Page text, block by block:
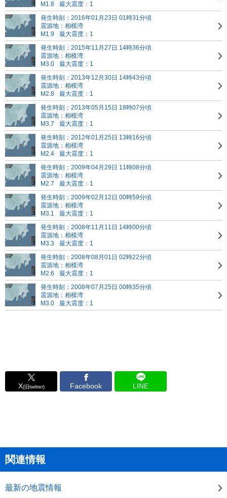
M1.8
最大震度：1
発生時刻：2016年01月23日 01時31分頃
震源地：相模湾
M1.9
最大震度：1
発生時刻：2015年11月27日 14時36分頃
震源地：相模湾
M3.0
最大震度：1
発生時刻：2013年12月30日 14時43分頃
震源地：相模湾
M2.8
最大震度：1
発生時刻：2013年05月15日 18時07分頃
震源地：相模湾
M3.7
最大震度：1
発生時刻：2012年01月25日 13時16分頃
震源地：相模湾
M2.4
最大震度：1
発生時刻：2009年04月29日 11時08分頃
震源地：相模湾
M2.7
最大震度：1
発生時刻：2009年02月12日 00時59分頃
震源地：相模湾
M3.1
最大震度：1
発生時刻：2008年11月11日 14時00分頃
震源地：相模湾
M3.3
最大震度：1
発生時刻：2008年08月01日 02時22分頃
震源地：相模湾
M2.6
最大震度：1
発生時刻：2008年07月25日 00時35分頃
震源地：相模湾
M3.0
最大震度：1
X(旧twitter) Facebook LINE
関連情報
最新の地震情報